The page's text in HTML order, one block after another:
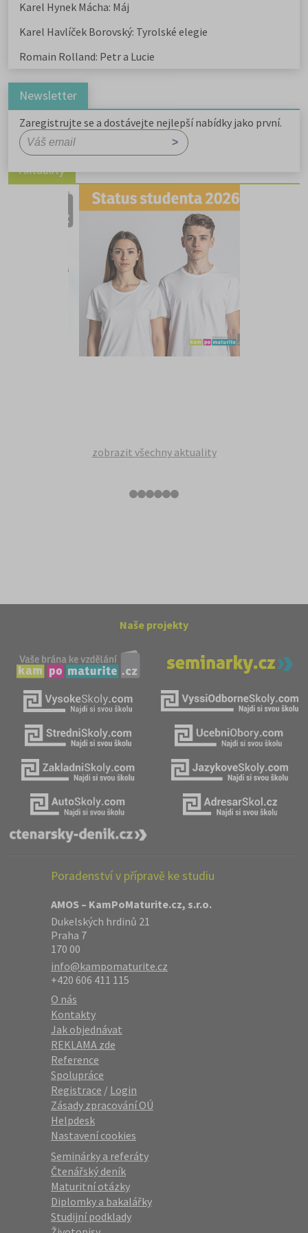
Aktuality
zobrazit všechny aktuality
Karel Hynek Mácha: Máj
Karel Havlíček Borovský: Tyrolské elegie
Romain Rolland: Petr a Lucie
Newsletter
Zaregistrujte se a dostávejte nejlepší nabídky jako první.
Naše projekty
Poradenství v přípravě ke studiu
AMOS – KamPoMaturite.cz, s.r.o.
Dukelských hrdinů 21
Praha 7
170 00
info@kampomaturite.cz
+420 606 411 115
O nás
Kontakty
Jak objednávat
REKLAMA zde
Reference
Spolupráce
Registrace / Login
Zásady zpracování OÚ
Helpdesk
Nastavení cookies
Seminárky a referáty
Čtenářský deník
Maturitní otázky
Diplomky a bakalářky
Studijní podklady